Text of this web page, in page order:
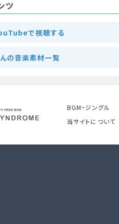
ツ
で視聴する
の音楽素材一覧
BGM・ジングル
当サイトについて